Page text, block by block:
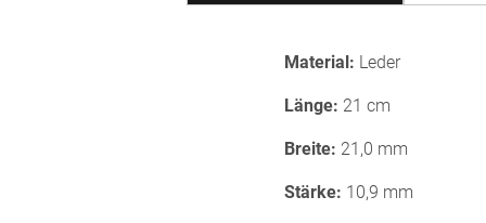
Material: Leder
Länge: 21 cm
Breite: 21,0 mm
Stärke: 10,9 mm